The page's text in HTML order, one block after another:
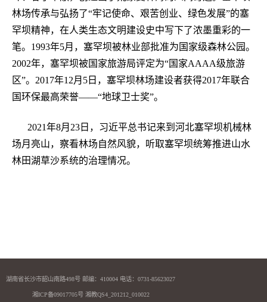
林场传承与弘扬了“牢记使命、艰苦创业、绿色发展”的塞
罕坝精神，在人类生态文明建设史中写下了浓墨重彩的一
笔。 1993年5月，塞罕坝被林业部批准为国家级森林公园。
2002年，塞罕坝被国家旅游局评定为“国家AAAA级旅游
区”。 2017年12月 5 日，塞罕坝林场建设者获得2017年联合
国环保最高荣誉——“地球卫士奖”。
2021年8月 23 日，习近平总书记来到河北塞罕坝机械林
场月亮山，察看林场自然风貌，听取塞罕坝统筹推进山水
林田湖草沙系统的治理情况。
湖南省长沙市韶山南路498号 邮编：410004 电话：0731-85623027
湘ICP备09017705号 湘教QS4_201212_010022